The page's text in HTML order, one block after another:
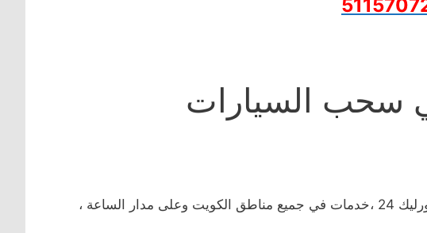
سحب السيارات
سحب السيارات و المركبات المعطلة خدمة ونش هدورليك 24 ،خدمات في جميع مناطق الكويت وعلى مدار الساعة ،